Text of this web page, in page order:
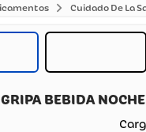
Cuidado De La
BEBIDA